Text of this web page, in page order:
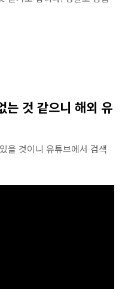
는 것 같으니 해외 유
을 것이니 유튜브에서 검색